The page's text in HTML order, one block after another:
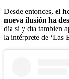
Desde entonces, el
nueva ilusión ha
día sí y día también
la intérprete de ‘Las